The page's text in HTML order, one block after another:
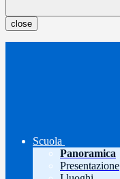
close
Scuola
Panoramica
Presentazione